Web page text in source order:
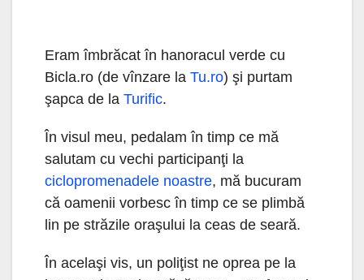
Eram îmbrăcat în hanoracul verde cu
Bicla.ro (de vînzare la Tu.ro) şi purtam
şapca de la Turific.
În visul meu, pedalam în timp ce mă
salutam cu vechi participanţi la
ciclopromenadele noastre, mă bucuram
că oamenii vorbesc în timp ce se plimbă
lin pe străzile oraşului la ceas de seară.
În acelaşi vis, un poliţist ne oprea pe la